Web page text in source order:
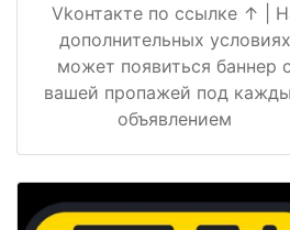
Vkонтакте по ссылке ↑ |
дополнительных условиях
может появиться баннер с
вашей пропажей под
объявлением